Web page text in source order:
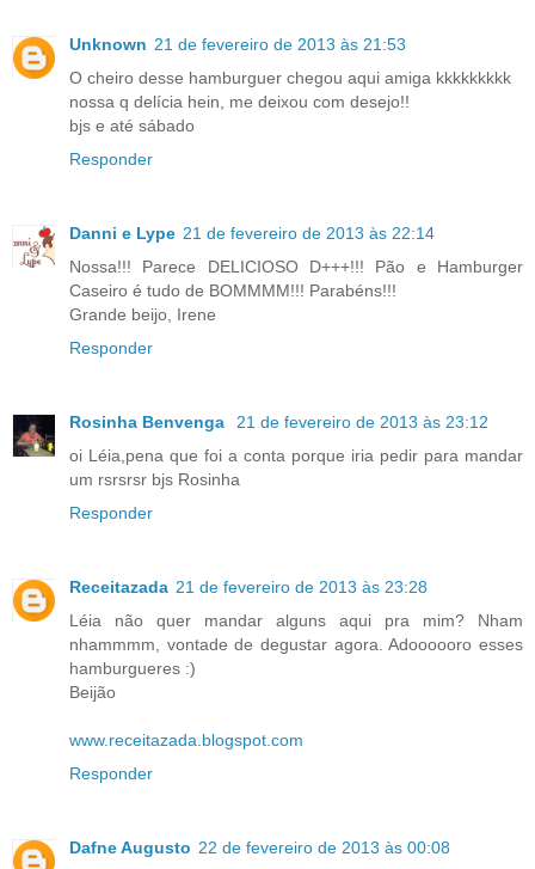
Unknown 21 de fevereiro de 2013 às 21:53
O cheiro desse hamburguer chegou aqui amiga kkkkkkkkk
nossa q delícia hein, me deixou com desejo!!
bjs e até sábado
Responder
Danni e Lype 21 de fevereiro de 2013 às 22:14
Nossa!!! Parece DELICIOSO D+++!!! Pão e Hamburger
Caseiro é tudo de BOMMMM!!! Parabéns!!!
Grande beijo, Irene
Responder
Rosinha Benvenga
21 de fevereiro de 2013 às 23:12
oi Léia,pena que foi a conta porque iria pedir para mandar
um rsrsrsr bjs Rosinha
Responder
Receitazada 21 de fevereiro de 2013 às 23:28
Léia não quer mandar alguns aqui pra mim? Nham
nhammmm, vontade de degustar agora. Adoooooro esses
hamburgueres :)
Beijão
www.receitazada.blogspot.com
Responder
Dafne Augusto 22 de fevereiro de 2013 às 00:08